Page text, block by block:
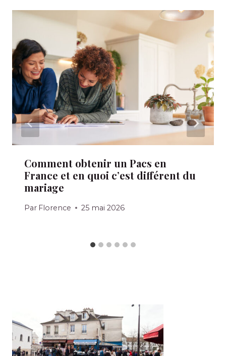
Comment obtenir un Pacs en
France et en quoi c’est différent du
mariage
Par Florence 25 mai 2026